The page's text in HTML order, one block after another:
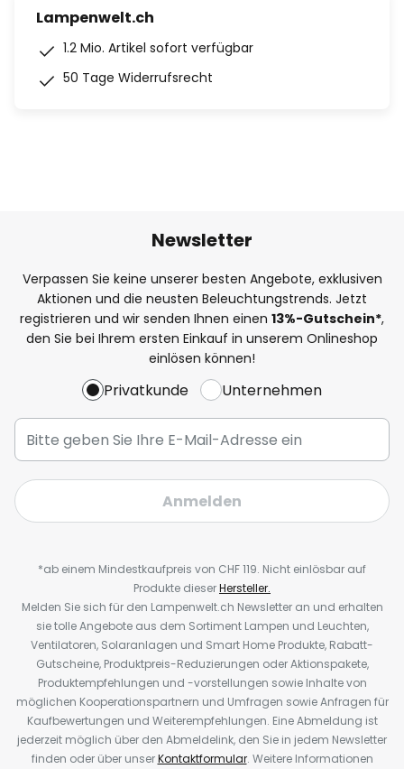
Lampenwelt.ch
1.2 Mio. Artikel sofort verfügbar
50 Tage Widerrufsrecht
Newsletter
Verpassen Sie keine unserer besten Angebote, exklusiven
Aktionen und die neusten Beleuchtungstrends. Jetzt
registrieren und wir senden Ihnen einen 13%-Gutschein*,
den Sie bei Ihrem ersten Einkauf in unserem Onlineshop
einlösen können!
Privatkunde Unternehmen
Anmelden
*ab einem Mindestkaufpreis von CHF 119. Nicht einlösbar auf
Produkte dieserHersteller.
Melden Sie sich für den Lampenwelt.ch Newsletter an und erhalten
sie tolle Angebote aus dem Sortiment Lampen und Leuchten,
Ventilatoren, Solaranlagen und Smart Home Produkte, Rabatt-
Gutscheine, Produktpreis-Reduzierungen oder Aktionspakete,
Produktempfehlungen und -vorstellungen sowie Inhalte von
möglichen Kooperationspartnern und Umfragen sowie Anfragen für
Kaufbewertungen und Weiterempfehlungen. Eine Abmeldung ist
jederzeit möglich über den Abmeldelink, den Sie in jedem Newsletter
finden oder über unserKontaktformular. Weitere Informationen